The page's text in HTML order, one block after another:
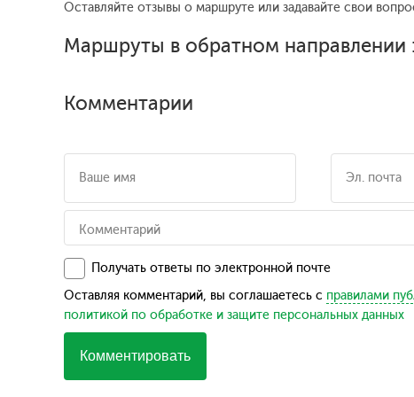
Оставляйте отзывы о маршруте или задавайте свои
Маршруты в обратном направлении :
Комментарии
Получать ответы по электронной почте
Оставляя комментарий, вы соглашаетесь с правилами
политикой по обработке и защите персональных данных
Комментировать